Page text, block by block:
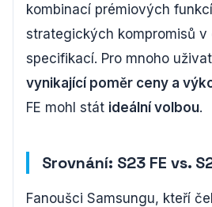
kombinací prémiových
strategických kompromisů v
specifikací. Pro mnoho
vynikající poměr ceny a
FE mohl stát ideální volbou.
Srovnání: S23 FE vs.
Fanoušci Samsungu, kteří